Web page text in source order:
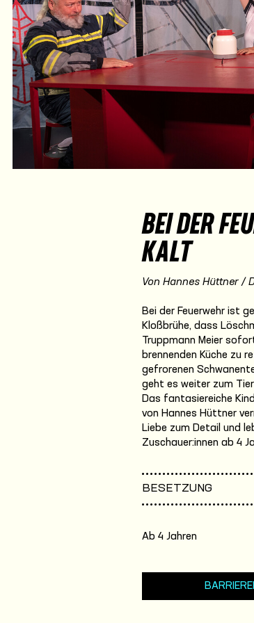
BEI DER
KALT
Von Hannes Hüttner /
Bei der Feuerwehr ist
Kloßbrühe, dass
Truppmann Meier
brennenden Küche zu
gefrorenen
geht es weiter zum
Das fantasiereiche
von Hannes Hüttner
Liebe zum Detail und
Zuschauer:innen ab 4
BESETZUNG
Ab 4 Jahren